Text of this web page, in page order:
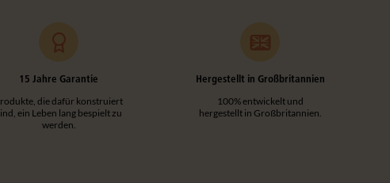
15 Jahre Garantie
die dafür konstruiert
ein Leben lang bespielt zu
werden.
Hergestellt in Großbritannien
100% entwickelt und
hergestellt in Großbritannien.